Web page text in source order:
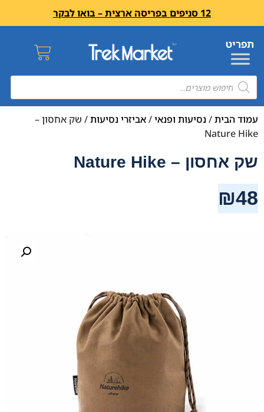
12 סניפים בפריסה ארצית – בואו לבקר
עמוד הבית/ נסיעות ופנאי/אביזרי נסיעות/ שק אחסון –
Nature Hike
שק אחסון – Nature Hike
₪48